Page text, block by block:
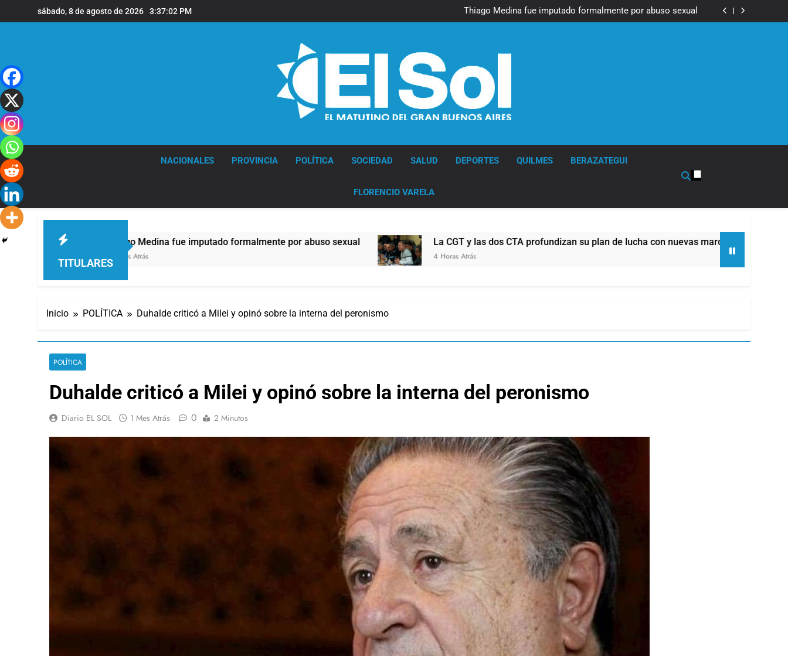
al
sábado, 8 de agosto de 2026 3:37:03 PM
Thiago Medina fue imputado formalmente por abuso sexual
La CGT y las dos CTA profundizan su plan de lucha con nuevas marchas
La CGT y las dos CTA profundizan su plan de lucha con nuevas marchas
NACIONALES PROVINCIA POLÍTICA SOCIEDAD SALUD DEPORTES QUILMES BERAZATEGUI
FLORENCIO VARELA
TITULARES
Thiago Medina fue imputado formalmente por abuso sexual La CGT y las dos CTA profundizan su plan de lucha con nuevas marchas contra el Gobierno
4 Horas Atrás
Inicio POLÍTICA Duhalde criticó a Milei y opinó sobre la interna del peronismo
POLÍTICA
Duhalde criticó a Milei y opinó sobre la interna del peronismo
Diario EL SOL 1 Mes Atrás 0 2 Minutos